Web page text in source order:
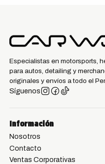
Especialistas en motorsports,
para autos, detailing y
originales y envíos a todo el
Síguenos
Información
Nosotros
Contacto
Ventas Corporativas